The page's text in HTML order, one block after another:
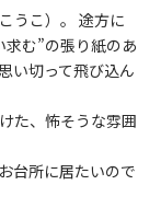
うこ）。 途方に
む”の張り紙のあ
い切って飛び込ん
た、怖そうな雰囲
台所に居たいので